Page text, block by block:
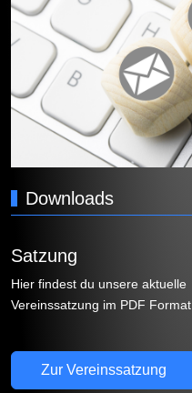
Downloads
Satzung
Hier findest du unsere aktuelle
Vereinssatzung im PDF Format
Zur Vereinssatzung